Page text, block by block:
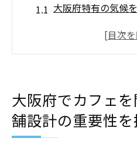
大阪府特有の気候
店舗設計がカフェ
カフェの雰囲気を
ント
集客力を高めるた
大阪府でカフェ
舗設計の重要性を